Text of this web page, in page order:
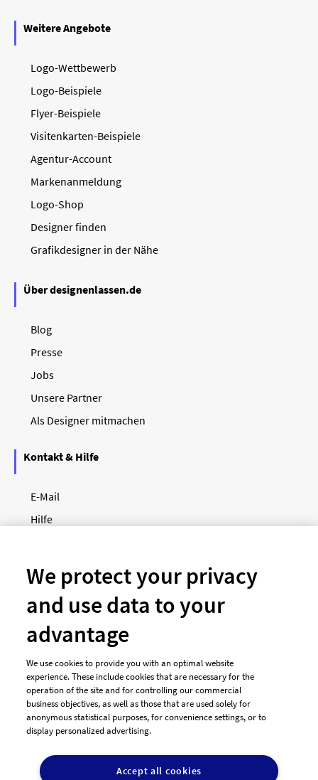
Weitere Angebote
Logo-Wettbewerb
Logo-Beispiele
Flyer-Beispiele
Visitenkarten-Beispiele
Agentur-Account
Markenanmeldung
Logo-Shop
Designer finden
Grafikdesigner in der Nähe
Über designenlassen.de
Blog
Presse
Jobs
Unsere Partner
Als Designer mitmachen
Kontakt & Hilfe
E-Mail
Hilfe
Unsere Zahlungsarten
AGB Dienstleister
Datenschutz Impressum
We protect your privacy
and use data to your
advantage
We use cookies to provide you with an optimal website
experience. These include cookies that are necessary for the
operation of the site and for controlling our commercial
business objectives, as well as those that are used solely for
anonymous statistical purposes, for convenience settings, or to
display personalized advertising.
Accept all cookies